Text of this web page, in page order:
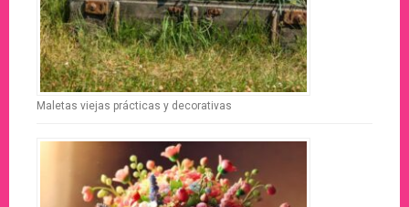
Maletas viejas prácticas y decorativas